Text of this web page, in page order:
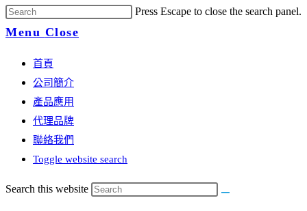
Press Escape to close the search panel.
Menu Close
首頁
公司簡介
產品應用
代理品牌
聯絡我們
Toggle website search
Search this website